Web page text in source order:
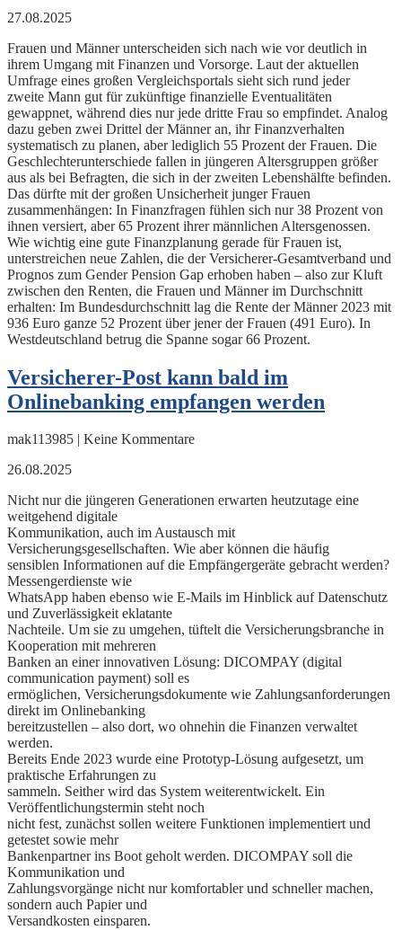
27.08.2025
Frauen und Männer unterscheiden sich nach wie vor deutlich in
ihrem Umgang mit Finanzen und Vorsorge. Laut der aktuellen
Umfrage eines großen Vergleichsportals sieht sich rund jeder
zweite Mann gut für zukünftige finanzielle Eventualitäten
gewappnet, während dies nur jede dritte Frau so empfindet. Analog
dazu geben zwei Drittel der Männer an, ihr Finanzverhalten
systematisch zu planen, aber lediglich 55 Prozent der Frauen. Die
Geschlechterunterschiede fallen in jüngeren Altersgruppen größer
aus als bei Befragten, die sich in der zweiten Lebenshälfte befinden.
Das dürfte mit der großen Unsicherheit junger Frauen
zusammenhängen: In Finanzfragen fühlen sich nur 38 Prozent von
ihnen versiert, aber 65 Prozent ihrer männlichen Altersgenossen.
Wie wichtig eine gute Finanzplanung gerade für Frauen ist,
unterstreichen neue Zahlen, die der Versicherer-Gesamtverband und
Prognos zum Gender Pension Gap erhoben haben – also zur Kluft
zwischen den Renten, die Frauen und Männer im Durchschnitt
erhalten: Im Bundesdurchschnitt lag die Rente der Männer 2023 mit
936 Euro ganze 52 Prozent über jener der Frauen (491 Euro). In
Westdeutschland betrug die Spanne sogar 66 Prozent.
Versicherer-Post kann bald im
Onlinebanking empfangen werden
mak113985 | Keine Kommentare
26.08.2025
Nicht nur die jüngeren Generationen erwarten heutzutage eine
weitgehend digitale
Kommunikation, auch im Austausch mit
Versicherungsgesellschaften. Wie aber können die häufig
sensiblen Informationen auf die Empfängergeräte gebracht werden?
Messengerdienste wie
WhatsApp haben ebenso wie E-Mails im Hinblick auf Datenschutz
und Zuverlässigkeit eklatante
Nachteile. Um sie zu umgehen, tüftelt die Versicherungsbranche in
Kooperation mit mehreren
Banken an einer innovativen Lösung: DICOMPAY (digital
communication payment) soll es
ermöglichen, Versicherungsdokumente wie Zahlungsanforderungen
direkt im Onlinebanking
bereitzustellen – also dort, wo ohnehin die Finanzen verwaltet
werden.
Bereits Ende 2023 wurde eine Prototyp-Lösung aufgesetzt, um
praktische Erfahrungen zu
sammeln. Seither wird das System weiterentwickelt. Ein
Veröffentlichungstermin steht noch
nicht fest, zunächst sollen weitere Funktionen implementiert und
getestet sowie mehr
Bankenpartner ins Boot geholt werden. DICOMPAY soll die
Kommunikation und
Zahlungsvorgänge nicht nur komfortabler und schneller machen,
sondern auch Papier und
Versandkosten einsparen.